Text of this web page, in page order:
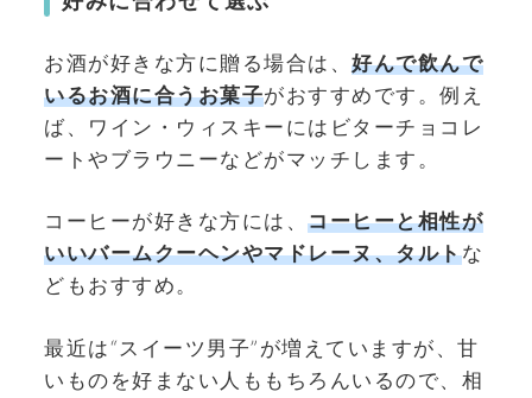
お酒が好きな方に贈る場合は、 好んで飲んで
いるお酒に合うお菓子がおすすめです。例え
ば、ワイン・ウィスキーにはビターチョコレ
ートやブラウニーなどがマッチします。
コーヒーが好きな方には、 コーヒーと相性が
いいバームクーヘンやマドレーヌ、タルトな
どもおすすめ。
最近は“スイーツ男子”が増えていますが、甘
いものを好まない人ももちろんいるので、相